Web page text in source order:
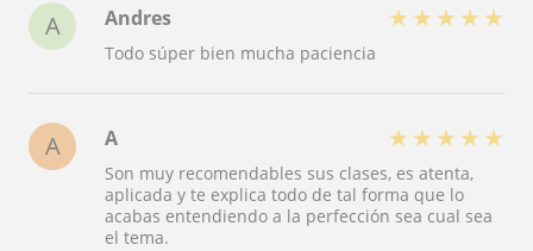
A Andres ★ ★ ★ ★ ★
Todo súper bien mucha paciencia
A A ★ ★ ★ ★ ★
Son muy recomendables sus clases, es atenta,
aplicada y te explica todo de tal forma que lo
acabas entendiendo a la perfección sea cual sea
el tema.